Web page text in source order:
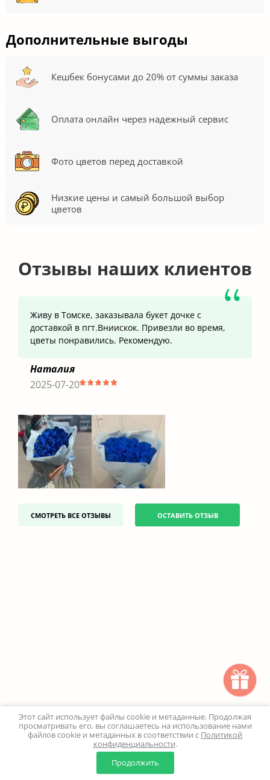
поставкам
Заменим букет, если цветы сразу завяли
Открытка в подарок к каждому заказу
Дополнительные выгоды
Кешбек бонусами до 20% от суммы заказа
Низкие цены и самый большой выбор
цветов
Живу в Томске, заказывала букет дочке с
доставкой в пгт.Вниискок. Привезли во время,
цветы понравились. Рекомендую.
2025-07-20
0
Корзина
Этот сайт использует файлы cookie и метаданные. Продолжая
просматривать его, вы соглашаетесь на использование нами
файлов cookie и метаданных в соответствии с Политикой
конфиденциальности.
Продолжить